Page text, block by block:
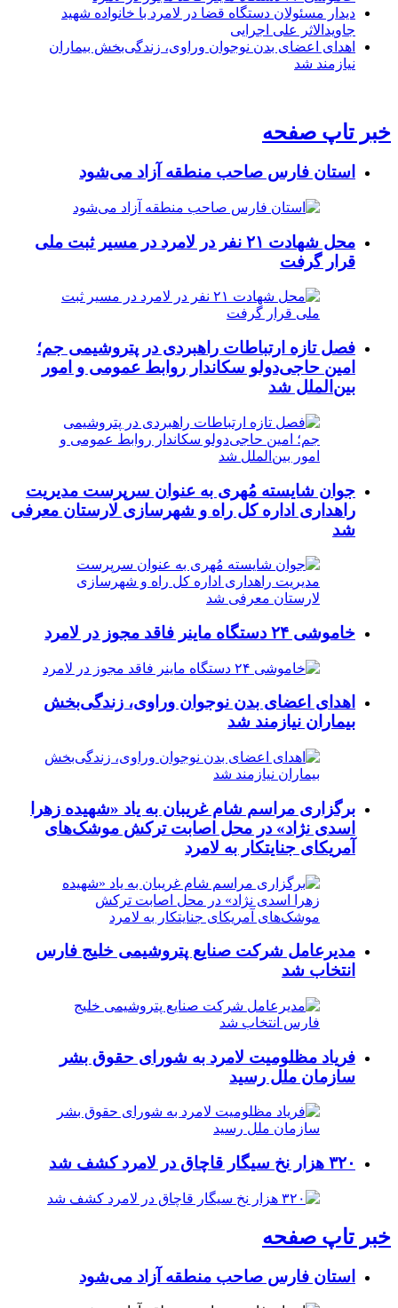
دیدار مسئولان دستگاه قضا در لامرد با خانواده شهید
جاویدالاثر علی اجرایی
اهدای اعضای بدن نوجوان وراوی، زندگی‌بخش بیماران
نیازمند شد
خبر تاپ صفحه
استان فارس صاحب منطقه آزاد می‌شود
محل شهادت ۲۱ نفر در لامرد در مسیر ثبت ملی
قرار گرفت
فصل تازه ارتباطات راهبردی در پتروشیمی جم؛
امین حاجی‌دولو سکاندار روابط عمومی و امور
بین‌الملل شد
جوان شایسته مُهری به عنوان سرپرست مدیریت
راهداری اداره کل راه و شهرسازی لارستان معرفی
شد
خاموشی ۲۴ دستگاه ماینر فاقد مجوز در لامرد
اهدای اعضای بدن نوجوان وراوی، زندگی‌بخش
بیماران نیازمند شد
برگزاری مراسم شام غریبان به یاد «شهیده زهرا
اسدی نژاد» در محل اصابت ترکش موشک‌های
آمریکای جنایتکار به لامرد
مدیرعامل شرکت صنایع پتروشیمی خلیج فارس
انتخاب شد
فریاد مظلومیت لامرد به شورای حقوق بشر
سازمان ملل رسید
۳۲۰ هزار نخ سیگار قاچاق در لامرد کشف شد
خبر تاپ صفحه
استان فارس صاحب منطقه آزاد می‌شود